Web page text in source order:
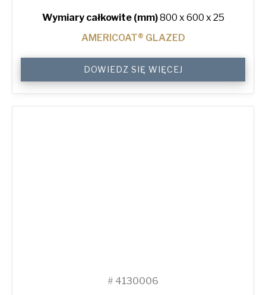
Wymiary całkowite (mm)800 x 600 x 25
AMERICOAT® GLAZED
Plain
Baking
Tray
DOWIEDZ SIĘ WIĘCEJ
# 4130006